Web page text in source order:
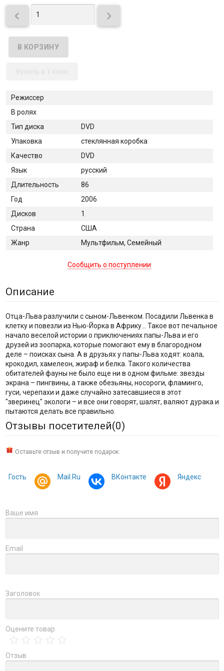
 
Режиссер
В ролях
Тип диска
DVD
Упаковка
стеклянная коробка
Качество
DVD
Язык
русский
Длительность
86
Год
2006
Дисков
1
Страна
США
Жанр
Мультфильм, Семейный
Сообщить о поступлении
Описание
Отца-Льва разлучили с сыном-Львенком. Посадили Львенка в
клетку и повезли из Нью-Йорка в Африку... Такое вот печальное
начало веселой истории о приключениях папы-Льва и его
друзей из зоопарка, которые помогают ему в благородном
деле – поисках сына. А в друзьях у папы-Льва ходят: коала,
крокодил, хамелеон, жираф и белка. Такого количества
обитателей фауны не было еще ни в одном фильме: звезды
экрана – пингвины, а также обезьяны, носороги, фламинго,
гуси, черепахи и даже случайно затесавшиеся в этот
"зверинец" экологи – и все они говорят, шалят, валяют дурака и
пытаются делать все правильно.
Отзывы посетителей(0)
Оставьте отзыв и получите подарок:
Гость Mail.Ru ВКонтакте Яндекс
Ваше имя
Email
Заголовок
Оцените товар
Отзыв